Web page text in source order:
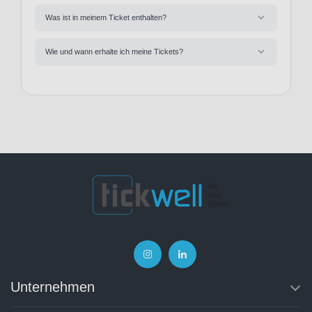
Was ist in meinem Ticket enthalten?
Wie und wann erhalte ich meine Tickets?
Unternehmen